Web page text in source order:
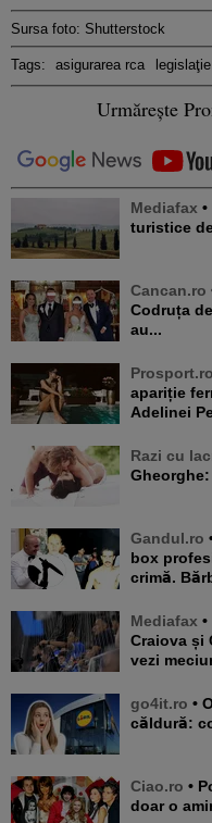
Sursa foto: Shutterstock
Tags: asigurarea rca legislaţie
Urmărește
Mediafax • Italia inaugurează o rețea de trasee
turistice
Cancan.ro •
Codruța
au...
Prosport.ro
apariție
Adelinei
Razi cu
Gandul.ro • Primul
box
crimă.
Mediafax • Miza serii în Europa: Universitatea
Craiova și
vezi
go4it.ro • O jucărie din Lidl a explodat la
căldură:
Ciao.ro • Poveştile de iubire care au rămas
doar o